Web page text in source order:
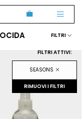
FILTRI
FILTRI ATTIVI:
SEASONS
RIMUOVI I FILTRI